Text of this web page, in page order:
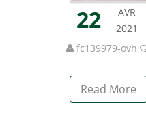
22
AVR
2021
fc139979-ovh
Read More